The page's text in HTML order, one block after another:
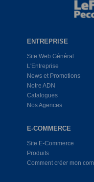
ENTREPRISE
Site Web Général
L'Entreprise
News et Promotions
Notre ADN
Catalogues
Nos Agences
E-COMMERCE
Site E-Commerce
Produits
Comment créer mon